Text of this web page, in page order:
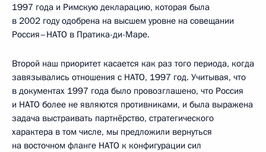
1997 года и Римскую декларацию, которая была
в 2002 году одобрена на высшем уровне на совещании
Россия–НАТО в Пратика-ди-Маре.
Второй наш приоритет касается как раз того периода, когда
завязывались отношения с НАТО, 1997 год. Учитывая, что
в документах 1997 года было провозглашено, что Россия
и НАТО более не являются противниками, и была выражена
задача выстраивать партнёрство, стратегического
характера в том числе, мы предложили вернуться
на восточном фланге НАТО к конфигурации сил